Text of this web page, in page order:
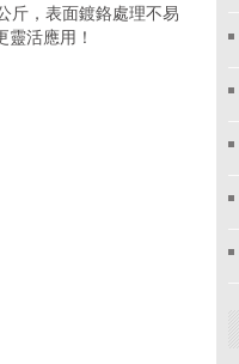
斤，表面鍍鉻處理不易
活應用！